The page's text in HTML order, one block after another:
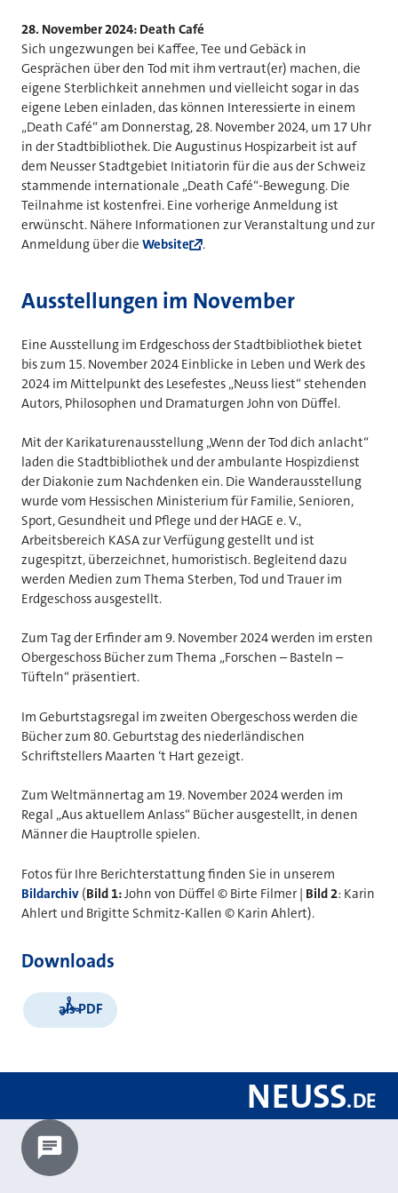
28. November 2024: Death Café
Sich ungezwungen bei Kaffee, Tee und Gebäck in
Gesprächen über den Tod mit ihm vertraut(er) machen, die
eigene Sterblichkeit annehmen und vielleicht sogar in das
eigene Leben einladen, das können Interessierte in einem
„Death Café“ am Donnerstag, 28. November 2024, um 17 Uhr
in der Stadtbibliothek. Die Augustinus Hospizarbeit ist auf
dem Neusser Stadtgebiet Initiatorin für die aus der Schweiz
stammende internationale „Death Café“-Bewegung. Die
Teilnahme ist kostenfrei. Eine vorherige Anmeldung ist
erwünscht. Nähere Informationen zur Veranstaltung und zur
Anmeldung über die Website .
Ausstellungen im November
Eine Ausstellung im Erdgeschoss der Stadtbibliothek bietet
bis zum 15. November 2024 Einblicke in Leben und Werk des
2024 im Mittelpunkt des Lesefestes „Neuss liest“ stehenden
Autors, Philosophen und Dramaturgen John von Düffel.
Mit der Karikaturenausstellung „Wenn der Tod dich anlacht“
laden die Stadtbibliothek und der ambulante Hospizdienst
der Diakonie zum Nachdenken ein. Die Wanderausstellung
wurde vom Hessischen Ministerium für Familie, Senioren,
Sport, Gesundheit und Pflege und der HAGE e. V.,
Arbeitsbereich KASA zur Verfügung gestellt und ist
zugespitzt, überzeichnet, humoristisch. Begleitend dazu
werden Medien zum Thema Sterben, Tod und Trauer im
Erdgeschoss ausgestellt.
Zum Tag der Erfinder am 9. November 2024 werden im ersten
Obergeschoss Bücher zum Thema „Forschen – Basteln –
Tüfteln“ präsentiert.
Im Geburtstagsregal im zweiten Obergeschoss werden die
Bücher zum 80. Geburtstag des niederländischen
Schriftstellers Maarten ‘t Hart gezeigt.
Zum Weltmännertag am 19. November 2024 werden im
Regal „Aus aktuellem Anlass“ Bücher ausgestellt, in denen
Männer die Hauptrolle spielen.
Fotos für Ihre Berichterstattung finden Sie in unserem
Bildarchiv (Bild 1:John von Düffel © Birte Filmer | Bild 2: Karin
Ahlert und Brigitte Schmitz-Kallen © Karin Ahlert).
Downloads
als PDF
NEUSS.DE
Chatbot laden?